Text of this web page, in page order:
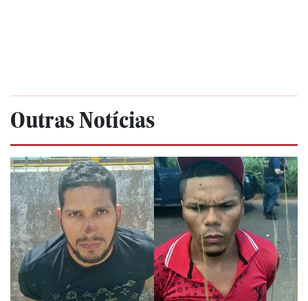
Outras Notícias